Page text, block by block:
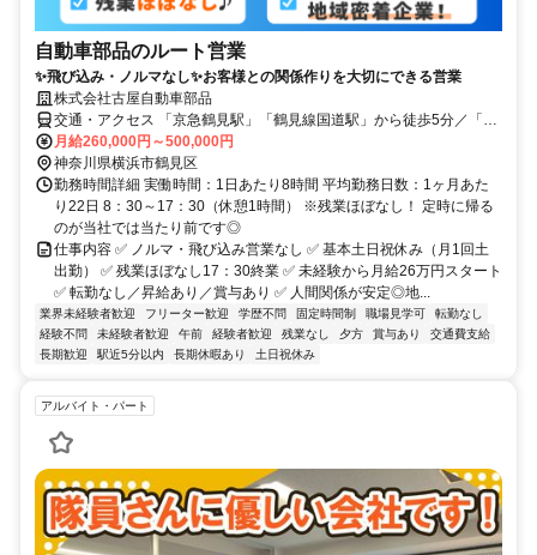
自動車部品のルート営業
✨飛び込み・ノルマなし✨お客様との関係作りを大切にできる営業
株式会社古屋自動車部品
交通・アクセス 「京急鶴見駅」「鶴見線国道駅」から徒歩5分／「JR
鶴見駅」から徒歩7分◎横浜駅や川崎駅からもアクセス良好！
月給260,000円～500,000円
神奈川県横浜市鶴見区
勤務時間詳細 実働時間：1日あたり8時間 平均勤務日数：1ヶ月あた
り22日 8：30～17：30（休憩1時間） ※残業ほぼなし！ 定時に帰る
のが当社では当たり前です◎
仕事内容 ✅ ノルマ・飛び込み営業なし ✅ 基本土日祝休み（月1回土
出勤） ✅ 残業ほぼなし17：30終業 ✅ 未経験から月給26万円スタート
✅ 転勤なし／昇給あり／賞与あり ✅ 人間関係が安定◎地...
業界未経験者歓迎 フリーター歓迎 学歴不問 固定時間制 職場見学可
転勤なし
経験不問
未経験者歓迎 午前 経験者歓迎 残業なし 夕方 賞与あり
交通費支給
長期歓迎
駅近5分以内 長期休暇あり 土日祝休み
アルバイト・パート